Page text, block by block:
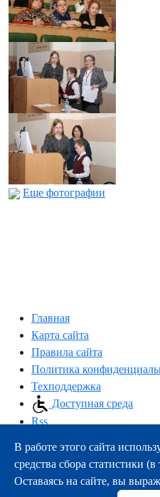
Еще фотографии
Главная
Карта сайта
Правила сайта
Политика
Техподдержка
Доступная среда
Rss
163000, г.Архангельск, пр-т
тел.:+7 (8182) 21-11-63
e-mail:info@nsmu.ru
В работе этого сайта
средства сбора статистики
Оставаясь на сайте, вы